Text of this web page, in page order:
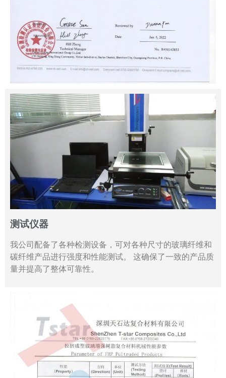
测试仪器
我公司配备了各种检测设备，可对各种尺寸的玻璃纤维和
碳纤维产品进行强度和性能测试。 这确保了一致的产品质
量并提高了整体可靠性。